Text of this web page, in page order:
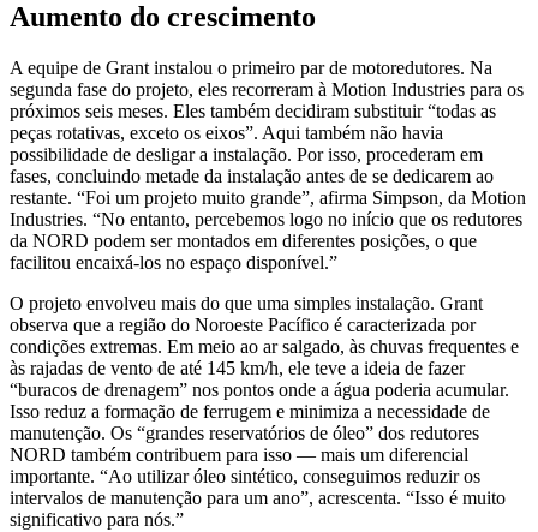
Aumento do crescimento
A equipe de Grant instalou o primeiro par de motoredutores. Na
segunda fase do projeto, eles recorreram à Motion Industries para os
próximos seis meses. Eles também decidiram substituir “todas as
peças rotativas, exceto os eixos”. Aqui também não havia
possibilidade de desligar a instalação. Por isso, procederam em
fases, concluindo metade da instalação antes de se dedicarem ao
restante. “Foi um projeto muito grande”, afirma Simpson, da Motion
Industries. “No entanto, percebemos logo no início que os redutores
da NORD podem ser montados em diferentes posições, o que
facilitou encaixá-los no espaço disponível.”
O projeto envolveu mais do que uma simples instalação. Grant
observa que a região do Noroeste Pacífico é caracterizada por
condições extremas. Em meio ao ar salgado, às chuvas frequentes e
às rajadas de vento de até 145 km/h, ele teve a ideia de fazer
“buracos de drenagem” nos pontos onde a água poderia acumular.
Isso reduz a formação de ferrugem e minimiza a necessidade de
manutenção. Os “grandes reservatórios de óleo” dos redutores
NORD também contribuem para isso — mais um diferencial
importante. “Ao utilizar óleo sintético, conseguimos reduzir os
intervalos de manutenção para um ano”, acrescenta. “Isso é muito
significativo para nós.”